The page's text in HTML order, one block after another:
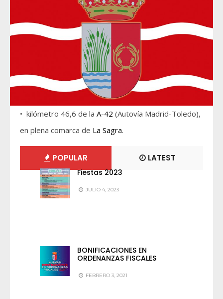
• kilómetro 46,6 de la A-42 (Autovía Madrid-Toledo),
en plena comarca de La Sagra.
POPULAR LATEST
Fiestas 2023
JULIO 4, 2023
BONIFICACIONES EN
ORDENANZAS FISCALES
FEBRERO 3, 2021